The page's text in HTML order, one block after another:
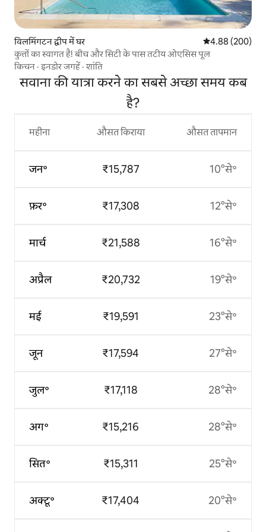
विलमिंगटन द्वीप में घर औसत रेटिंग 5 में से
4.88 (200)
कुत्तों का स्वागत है! बीच और सिटी के पास तटीय ओएसिस पूल
किचन ·इनडोर जगहें ·शांति
सवाना की यात्रा करने का सबसे अच्छा समय कब
है?
महीना
जन॰
फ़र॰
मार्च
अप्रैल
मई
जून
जुल॰
अग॰
सित॰
अक्टू॰
औसत किराया
₹15,787
₹17,308
₹21,588
₹20,732
₹19,591
₹17,594
₹17,118
₹15,216
₹15,311
₹17,404
औसत तापमान
10°से॰
12°से॰
16°से॰
19°से॰
23°से॰
27°से॰
28°से॰
28°से॰
25°से॰
20°से॰